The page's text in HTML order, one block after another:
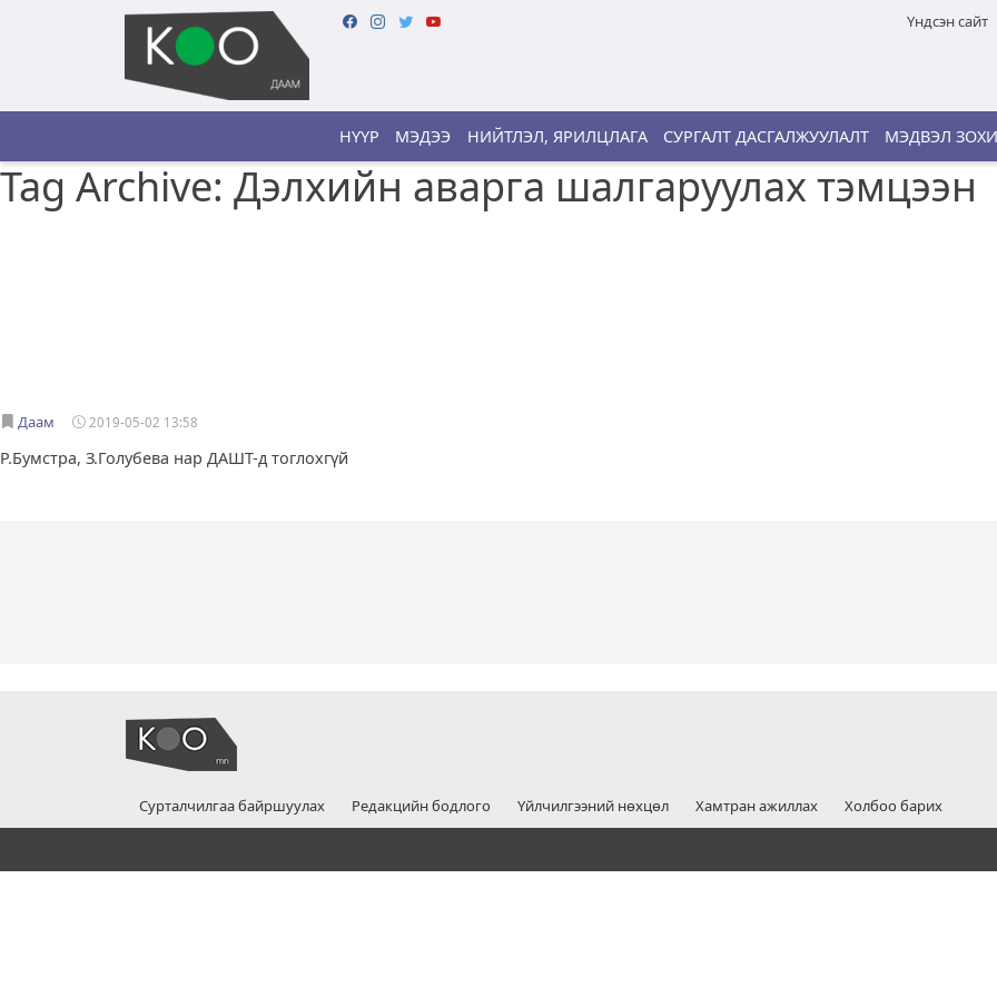
Үндсэн сайт
НҮҮР МЭДЭЭ НИЙТЛЭЛ, ЯРИЛЦЛАГА СУРГАЛТ ДАСГАЛЖУУЛАЛТ МЭДВЭЛ
Tag Archive: Дэлхийн аварга шалгаруулах тэмцээн
Даам 2019-05-02 13:58
Р.Бумстра, З.Голубева нар ДАШТ-д тоглохгүй
Сурталчилгаа байршуулах Редакцийн бодлого Үйлчилгээний нөхцөл Хамтран ажиллах Холбоо барих